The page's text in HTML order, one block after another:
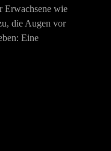
Erwachsene wie
die Augen vor
Eine